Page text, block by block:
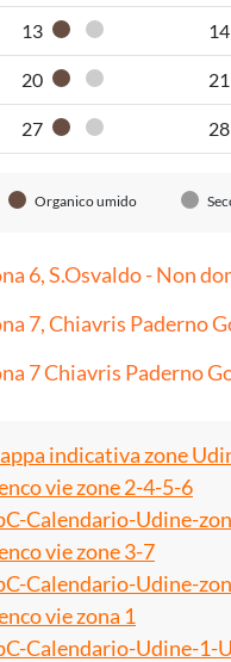
13 Organico umido
Pannolini- 14
20 Organico umido
Pannolini- 21
27 Organico umido
Pannolini- 28
Organico umido
6, S.Osvaldo - Non
7, Chiavris Paderno
7 Chiavris Paderno
indicativa zone
vie zone 2-4-5-6
Calendario-Udine-
vie zone 3-7
Calendario-Udine-
vie zona 1
Calendario-Udine-1-